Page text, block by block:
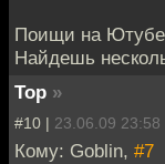
Поищи на Ютубе
Найдешь
Тор »
#10 | 23.06.09 23:58
Кому: Goblin, #7